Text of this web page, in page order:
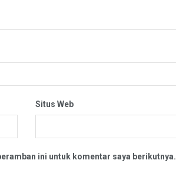
Situs Web
ini untuk komentar saya berikutnya.